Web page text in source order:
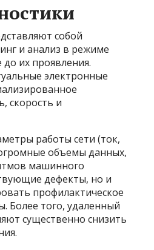
собой
и анализ в режиме
их проявления.
электронные
скорость и
работы сети (ток,
объемы данных,
машинного
дефекты, но и
профилактическое
Более того, удаленный
существенно снизить